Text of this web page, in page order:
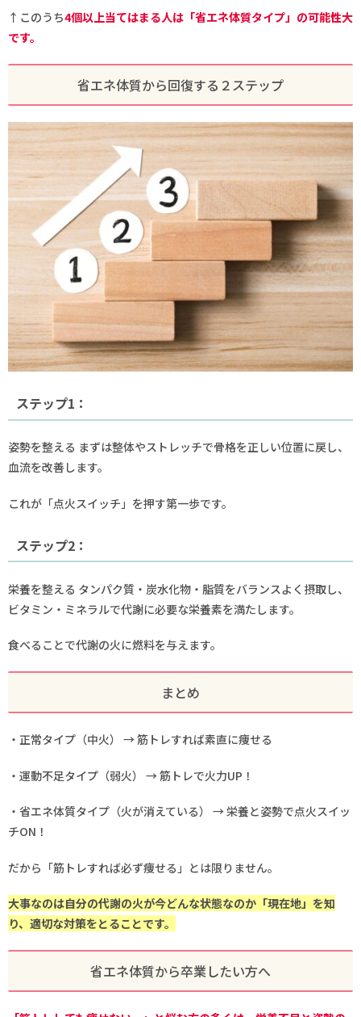
↑このうち4個以上当てはまる人は「省エネ体質タイプ」の可能性大
です。
省エネ体質から回復する２ステップ
ステップ1：
姿勢を整える まずは整体やストレッチで骨格を正しい位置に戻し、
血流を改善します。
これが「点火スイッチ」を押す第一歩です。
ステップ2：
栄養を整える タンパク質・炭水化物・脂質をバランスよく摂取し、
ビタミン・ミネラルで代謝に必要な栄養素を満たします。
食べることで代謝の火に燃料を与えます。
まとめ
・正常タイプ（中火） → 筋トレすれば素直に痩せる
・運動不足タイプ（弱火） → 筋トレで火力UP！
・省エネ体質タイプ（火が消えている） → 栄養と姿勢で点火スイッ
チON！
だから「筋トレすれば必ず痩せる」とは限りません。
大事なのは自分の代謝の火が今どんな状態なのか「現在地」 を知
り、適切な対策をとることです。
省エネ体質から卒業したい方へ